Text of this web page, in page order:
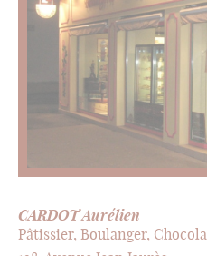
CARDOT Aurélien
Pâtissier, Boulanger,